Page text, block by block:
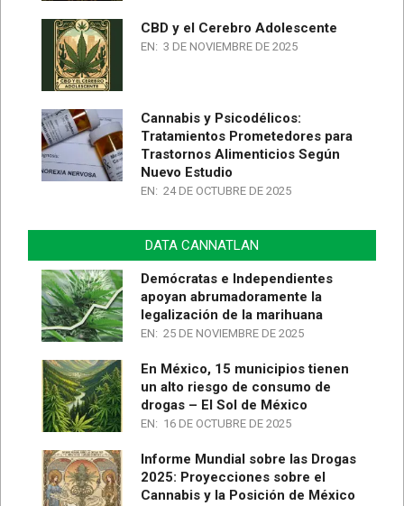
CBD y el Cerebro Adolescente
EN: 3 DE NOVIEMBRE DE 2025
Cannabis y Psicodélicos:
Tratamientos Prometedores para
Trastornos Alimenticios Según
Nuevo Estudio
EN: 24 DE OCTUBRE DE 2025
DATA CANNATLAN
Demócratas e Independientes
apoyan abrumadoramente la
legalización de la marihuana
EN: 25 DE NOVIEMBRE DE 2025
En México, 15 municipios tienen
un alto riesgo de consumo de
drogas – El Sol de México
EN: 16 DE OCTUBRE DE 2025
Informe Mundial sobre las Drogas
2025: Proyecciones sobre el
Cannabis y la Posición de México